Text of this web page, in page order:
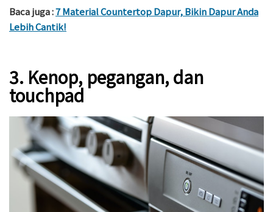
Baca juga :7 Material Countertop Dapur, Bikin Dapur Anda
Lebih Cantik!
3. Kenop, pegangan, dan
touchpad